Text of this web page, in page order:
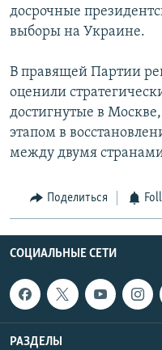
досрочные
выборы на Украине.
В правящей Партии
оценили
достигнутые в
этапом в
между двумя
Поделиться
СОЦИАЛЬНЫЕ СЕТИ
РАЗДЕЛЫ